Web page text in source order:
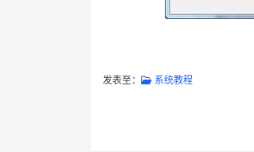
发表至： 系统教程